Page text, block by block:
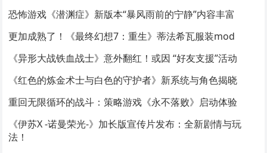
恐怖游戏《潜渊症》新版本“暴风雨前的宁静”内容丰富
更加成熟了！《最终幻想7：重生》蒂法希瓦服装mod
《异形大战铁血战士》意外翻红！或因 “好友支援”活动
《红色的炼金术士与白色的守护者》新系统与角色揭晓
重回无限循环的战斗：策略游戏《永不落败》启动体验
《伊苏X -诺曼荣光-》加长版宣传片发布：全新剧情与玩
法！